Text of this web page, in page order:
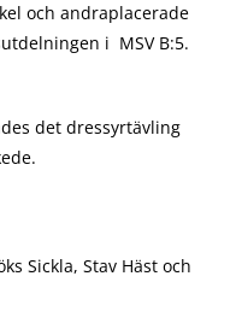
och andraplacerade
i MSV B:5.
det dressyrtävling
Sickla, Stav Häst och